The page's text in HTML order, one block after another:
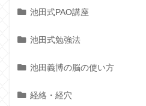
池田式PAO講座
池田式勉強法
池田義博の脳の使い方
経絡・経穴